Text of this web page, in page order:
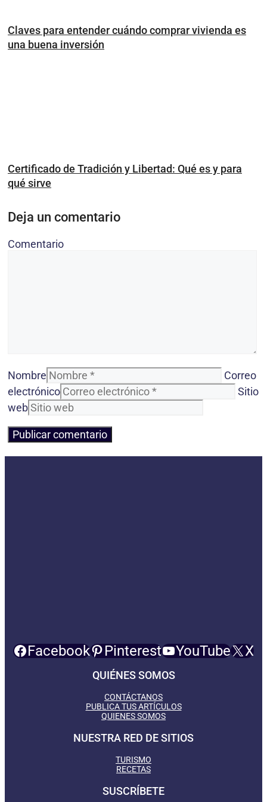
Claves para entender cuándo comprar vivienda es
una buena inversión
Certificado de Tradición y Libertad: Qué es y para
qué sirve
Deja un comentario
Comentario
Nombre
Correo
electrónico
Sitio
web
Facebook Pinterest YouTube X
QUIÉNES SOMOS
CONTÁCTANOS
PUBLICA TUS ARTÍCULOS
QUIENES SOMOS
NUESTRA RED DE SITIOS
TURISMO
RECETAS
SUSCRÍBETE